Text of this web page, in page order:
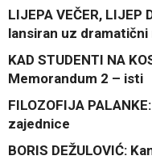
LIJEPA VEČER,
lansiran uz
KAD STUDENTI NA
Memorandum 2 – isti
FILOZOFIJA
zajednice
BORIS DEŽULOVIĆ: